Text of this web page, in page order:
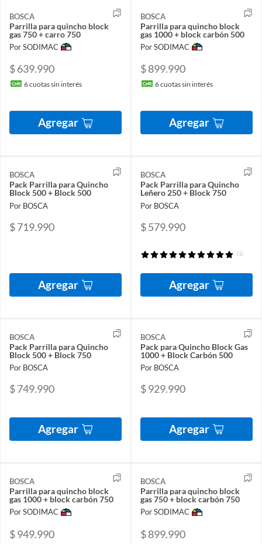
BOSCA
Parrilla para quincho block
gas 750 + carro 750
Por SODIMAC
$ 639.990
6cuotas sin interés
Agregar
BOSCA
Parrilla para quincho block
gas 1000 + block carbón 500
Por SODIMAC
$ 899.990
6cuotas sin interés
Agregar
BOSCA
Pack Parrilla para Quincho
Block 500 + Block 500
Por BOSCA
$ 719.990
Agregar
BOSCA
Pack Parrilla para Quincho
Leñero 250 + Block 750
Por BOSCA
$ 579.990
(1)
Agregar
BOSCA
Pack Parrilla para Quincho
Block 500 + Block 750
Por BOSCA
$ 749.990
Agregar
BOSCA
Pack para Quincho Block Gas
1000 + Block Carbón 500
Por BOSCA
$ 929.990
Agregar
BOSCA
Parrilla para quincho block
gas 1000 + block carbón 750
Por SODIMAC
$ 949.990
BOSCA
Parrilla para quincho block
gas 750 + block carbón 750
Por SODIMAC
$ 899.990